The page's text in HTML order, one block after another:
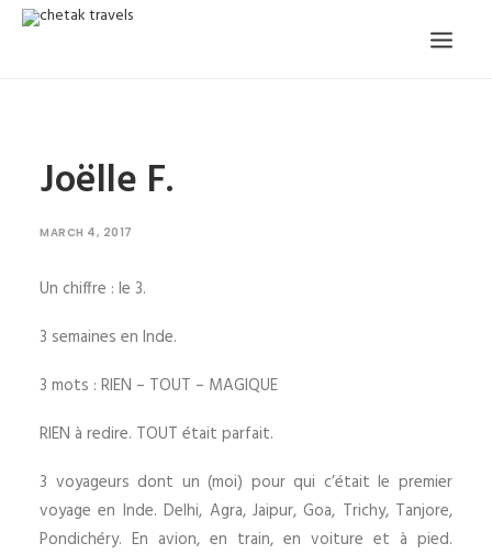
OUR STORY
TESTIMONIALS
CONTACT
TRIP REQUEST
Joëlle F.
MARCH 4, 2017
Un chiffre : le 3.
3 semaines en Inde.
3 mots : RIEN – TOUT – MAGIQUE
RIEN à redire. TOUT était parfait.
3 voyageurs dont un (moi) pour qui c’était le premier
voyage en Inde. Delhi, Agra, Jaipur, Goa, Trichy, Tanjore,
Pondichéry. En avion, en train, en voiture et à pied.